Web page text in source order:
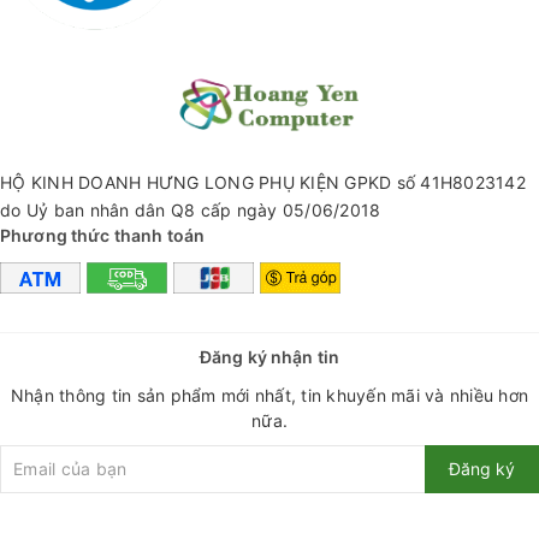
+ Thời gian đàm thoại / nghe nhạc: 2 - 3 giờ.
+ Tần số: 120 - 20000Hz.
+ Bộ sản phẩm gồm: 1 loa, 1 cáp sạc
#loabluetooth #loamini #loanghenhac #hocobs45 #loa #hoco
#hoangyencomputer #yendang0812 #loabluetoothmini
HỘ KINH DOANH HƯNG LONG PHỤ KIỆN GPKD số 41H8023142
do Uỷ ban nhân dân Q8 cấp ngày 05/06/2018
Phương thức thanh toán
Đăng ký nhận tin
Nhận thông tin sản phẩm mới nhất, tin khuyến mãi và nhiều hơn
nữa.
Đăng ký